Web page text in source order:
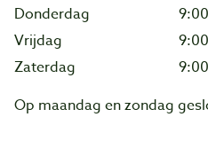
Donderdag
Vrijdag
Zaterdag
Op maandag en zondag